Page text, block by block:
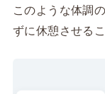
このような体調
ずに休憩させる